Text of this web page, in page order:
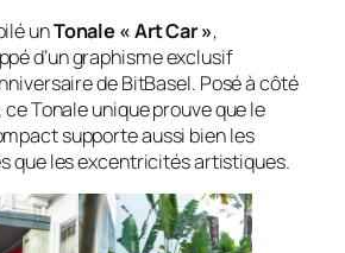
unTonale « Art Car »,
d’un graphisme exclusif
de BitBasel. Posé à côté
Tonale unique prouve que le
supporte aussi bien les
que les excentricités artistiques.